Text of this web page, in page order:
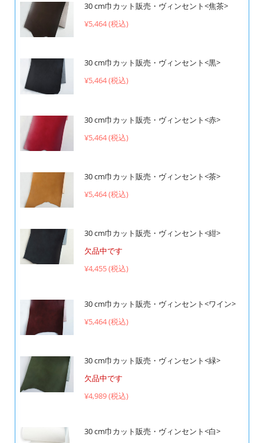
30 cm巾カット販売・ヴィンセント<焦茶>
¥5,464 (税込)
30 cm巾カット販売・ヴィンセント<黒>
¥5,464 (税込)
30 cm巾カット販売・ヴィンセント<赤>
¥5,464 (税込)
30 cm巾カット販売・ヴィンセント<茶>
¥5,464 (税込)
30 cm巾カット販売・ヴィンセント<紺>
欠品中です
¥4,455 (税込)
30 cm巾カット販売・ヴィンセント<ワイン>
¥5,464 (税込)
30 cm巾カット販売・ヴィンセント<緑>
欠品中です
¥4,989 (税込)
30 cm巾カット販売・ヴィンセント<白>